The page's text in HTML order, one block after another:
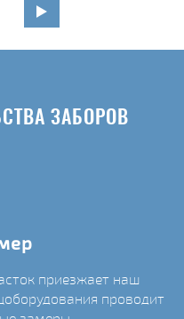
ЗАБОРОВ
приезжает наш
проводит